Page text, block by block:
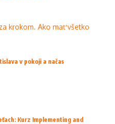
v pokoji a načas
Kurz Implementing and